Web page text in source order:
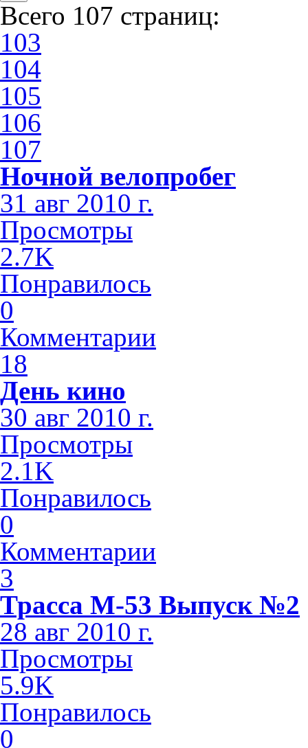
Всего 107 страниц:
103
104
105
106
107
Ночной велопробег
31 авг 2010 г.
Просмотры
2.7K
Понравилось
0
Комментарии
18
День кино
30 авг 2010 г.
Просмотры
2.1K
Понравилось
0
Комментарии
3
Трасса М-53 Выпуск №2
28 авг 2010 г.
Просмотры
5.9K
Понравилось
0